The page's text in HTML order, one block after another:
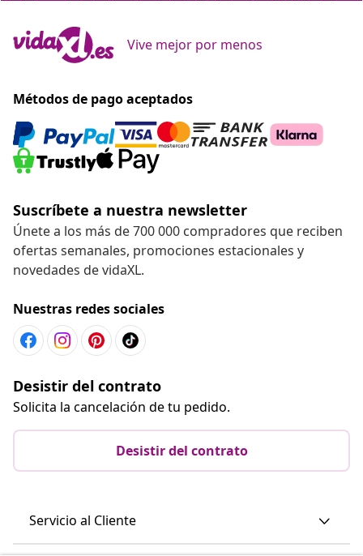
Vive mejor por menos
Métodos de pago aceptados
Suscríbete a nuestra newsletter
Únete a los más de 700 000 compradores que reciben
ofertas semanales, promociones estacionales y
novedades de vidaXL.
Nuestras redes sociales
Desistir del contrato
Solicita la cancelación de tu pedido.
Desistir del contrato
Servicio al Cliente